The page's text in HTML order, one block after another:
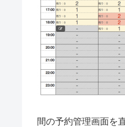
間の予約管理画面を